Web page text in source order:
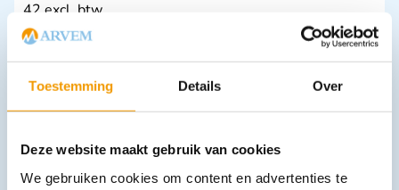
Toestemming Details Over
Deze website maakt gebruik van cookies
We gebruiken cookies om content en advertenties te
42 excl. btw
Leverbaar